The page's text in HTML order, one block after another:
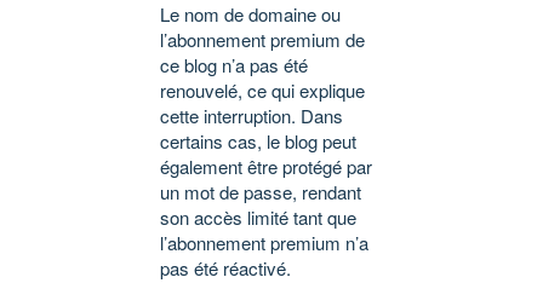
Le nom de domaine ou
l’abonnement premium de
ce blog n’a pas été
renouvelé, ce qui explique
cette interruption. Dans
certains cas, le blog peut
également être protégé par
un mot de passe, rendant
son accès limité tant que
l’abonnement premium n’a
pas été réactivé.